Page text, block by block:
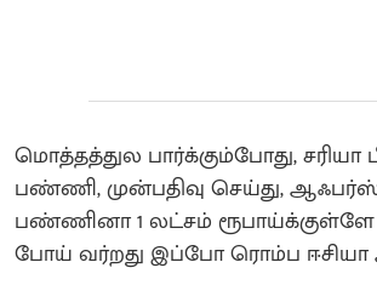
மொத்தத்துல பார்க்கும்போது, சரியா
பண்ணி, முன்பதிவு செய்து,
பண்ணினா 1 லட்சம் ரூபாய்க்குள்ளே
போய் வர்றது இப்போ ரொம்ப ஈசியா